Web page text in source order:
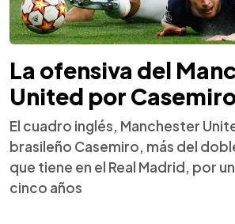
La ofensiva del
United por
El cuadro inglés, Manchester
brasileño Casemiro, más del
que tiene en el Real Madrid, por
cinco años